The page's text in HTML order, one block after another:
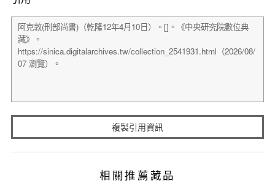
複製引用資訊
相關推薦藏品